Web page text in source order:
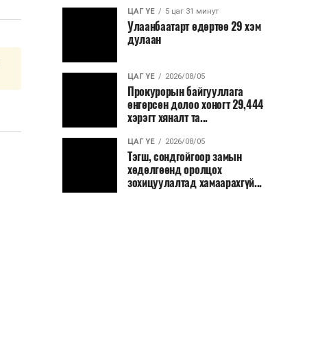
ЦАГ ҮЕ 5 цаг 31 минут
Улаанбаатарт өдөртөө 29 хэм
дулаан
ЦАГ ҮЕ 2026/08/05
Прокурорын байгууллага
өнгөрсөн долоо хоногт 29,444
хэрэгт хяналт та...
ЦАГ ҮЕ 2026/08/05
Тэгш, сондгойгоор замын
хөдөлгөөнд оролцох
зохицуулалтад хамаарахгүй...